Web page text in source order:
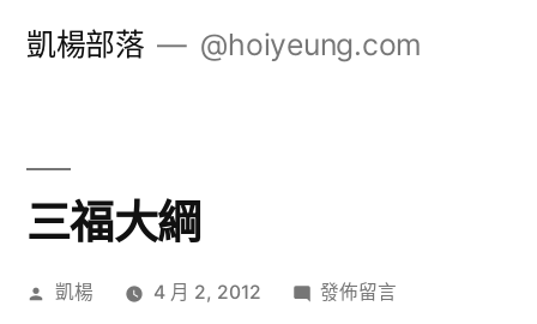
凱楊部落 @hoiyeung.com
三福大綱
作
凱楊 4 月 2, 2012
在
發佈留言